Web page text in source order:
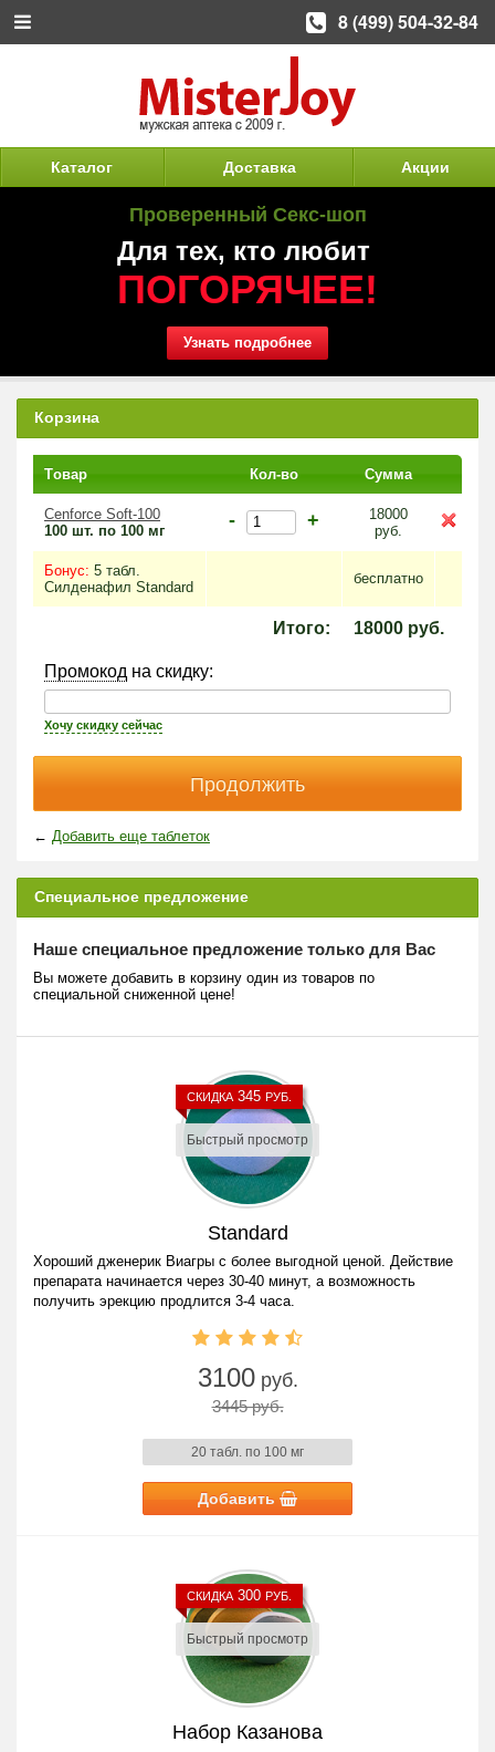
Каталог Доставка Акции
Проверенный Секс-шоп
Для тех, кто любит
ПОГОРЯЧЕЕ!
Узнать подробнее
Корзина
Tовар Кол-во Сумма
Cenforce Soft-100
100 шт. по 100 мг
- +
18000
руб.
Бонус: 5 табл.
Силденафил Standard
бесплатно
Итого: 18000 руб.
Промокод на скидку:
Хочу скидку сейчас
← Добавить еще таблеток
Специальное предложение
Наше специальное предложение только для Вас
Вы можете добавить в корзину один из товаров по
специальной сниженной цене!
Быстрый просмотр
СКИДКА345 РУБ.
Standard
Хороший дженерик Виагры с более выгодной ценой. Действие
препарата начинается через 30-40 минут, а возможность
получить эрекцию продлится 3-4 часа.
3100руб.
3445 руб.
20 табл. по 100 мг
Добавить
Быстрый просмотр
СКИДКА300 РУБ.
Набор Казанова
8 (499) 504-32-84